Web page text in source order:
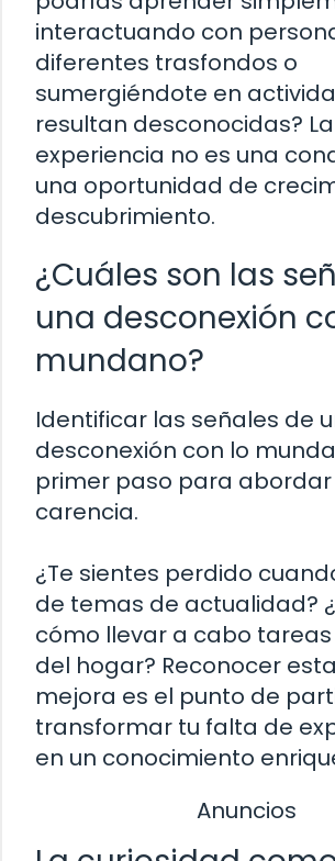
interactuando con
diferentes trasfondos o
sumergiéndote en
resultan desconocidas?
experiencia no es una
una oportunidad de
descubrimiento.
¿Cuáles son las
una desconexión
mundano?
Identificar las señales de
desconexión con lo
primer paso para
carencia.
¿Te sientes perdido
de temas de actualidad?
cómo llevar a cabo
del hogar? Reconocer
mejora es el punto de
transformar tu falta de
en un conocimiento
Anuncios